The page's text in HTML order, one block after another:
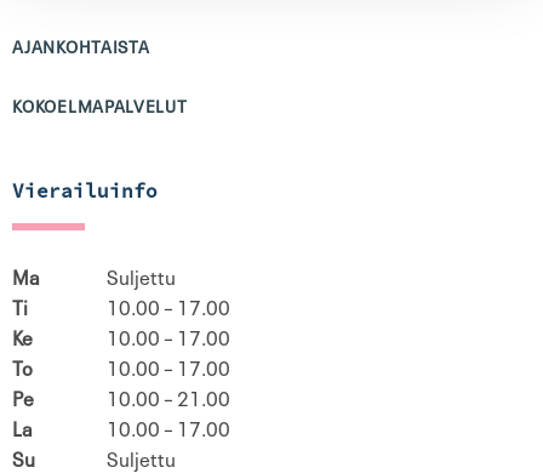
AJANKOHTAISTA
KOKOELMAPALVELUT
Vierailuinfo
Ma
Suljettu
Ti
10.00 – 17.00
Ke
10.00 – 17.00
To
10.00 – 17.00
Pe
10.00 – 21.00
La
10.00 – 17.00
Su
Suljettu